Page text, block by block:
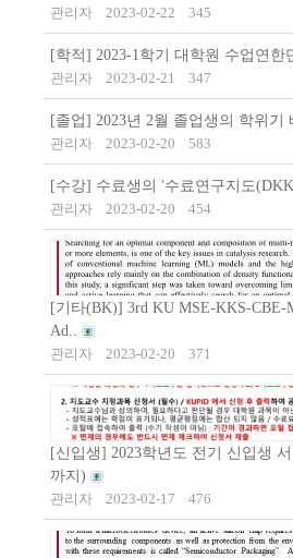
관리자
2023-02-22 345
[학적] 2023-1학기 대학원 수업연한
관리자
2023-02-21 347
[졸업] 2023년 2월 졸업생의 학위기
관리자
2023-02-20 583
[수강] 수료생의 '수료연구지도
관리자
2023-02-20 454
[기타(BK)] 3rd KU MSE-KKS-CBE-
Ad..
관리자
2023-02-20 371
[신입생] 2023학년도 전기 신입생
까지)
관리자
2023-02-17 476